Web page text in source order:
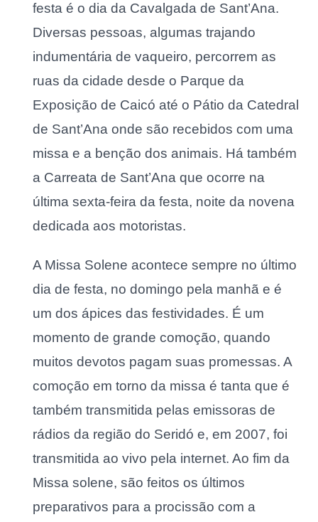
festa é o dia da Cavalgada de Sant’Ana.
Diversas pessoas, algumas trajando
indumentária de vaqueiro, percorrem as
ruas da cidade desde o Parque da
Exposição de Caicó até o Pátio da Catedral
de Sant’Ana onde são recebidos com uma
missa e a benção dos animais. Há também
a Carreata de Sant’Ana que ocorre na
última sexta-feira da festa, noite da novena
dedicada aos motoristas.
A Missa Solene acontece sempre no último
dia de festa, no domingo pela manhã e é
um dos ápices das festividades. É um
momento de grande comoção, quando
muitos devotos pagam suas promessas. A
comoção em torno da missa é tanta que é
também transmitida pelas emissoras de
rádios da região do Seridó e, em 2007, foi
transmitida ao vivo pela internet. Ao fim da
Missa solene, são feitos os últimos
preparativos para a procissão com a